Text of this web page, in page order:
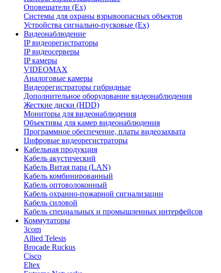
Оповещатели (Ex)
Системы для охраны взрывоопасных объектов
Устройства сигнально-пусковые (Ex)
Видеонаблюдение
IP видеорегистраторы
IP видеосерверы
IP камеры
VIDEOMAX
Аналоговые камеры
Видеорегистраторы гибридные
Дополнительное оборудование видеонаблюдения
Жесткие диски (HDD)
Мониторы для видеонаблюдения
Объективы для камер видеонаблюдения
Программное обеспечение, платы видеозахвата
Цифровые видеорегистраторы
Кабельная продукция
Кабель акустический
Кабель Витая пара (LAN)
Кабель комбинированный
Кабель оптоволоконный
Кабель охранно-пожарной сигнализации
Кабель силовой
Кабель специальных и промышленных интерфейсов
Коммутаторы
3com
Allied Telesis
Brocade Ruckus
Cisco
Eltex